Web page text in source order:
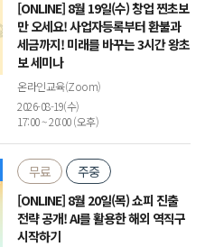
[ONLINE] 8월 19일(수) 창업 찐초보
만 오세요! 사업자등록부터 환불과
세금까지! 미래를 바꾸는 3시간 왕초
보 세미나
온라인교육(Zoom)
2026-08-19(수)
17:00 ~ 20:00 (오후)
무료
주중
[ONLINE] 8월 20일(목) 쇼피 진출
전략 공개! AI를 활용한 해외 역직구
시작하기